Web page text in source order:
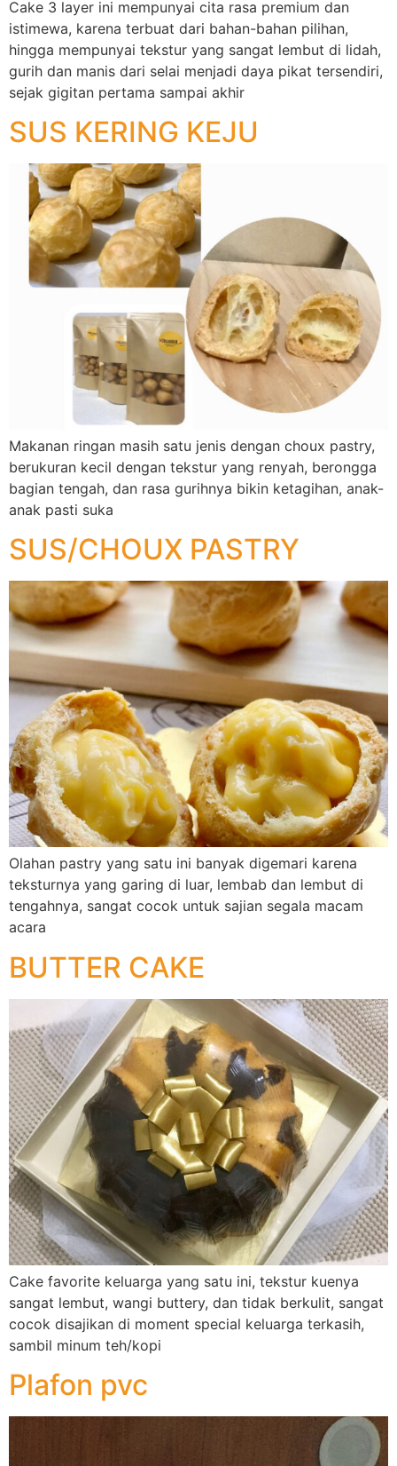
Cake 3 layer ini mempunyai cita rasa premium dan
istimewa, karena terbuat dari bahan-bahan pilihan,
hingga mempunyai tekstur yang sangat lembut di lidah,
gurih dan manis dari selai menjadi daya pikat tersendiri,
sejak gigitan pertama sampai akhir
SUS KERING KEJU
Makanan ringan masih satu jenis dengan choux pastry,
berukuran kecil dengan tekstur yang renyah, berongga
bagian tengah, dan rasa gurihnya bikin ketagihan, anak-
anak pasti suka
SUS/CHOUX PASTRY
Olahan pastry yang satu ini banyak digemari karena
teksturnya yang garing di luar, lembab dan lembut di
tengahnya, sangat cocok untuk sajian segala macam
acara
BUTTER CAKE
Cake favorite keluarga yang satu ini, tekstur kuenya
sangat lembut, wangi buttery, dan tidak berkulit, sangat
cocok disajikan di moment special keluarga terkasih,
sambil minum teh/kopi
Plafon pvc